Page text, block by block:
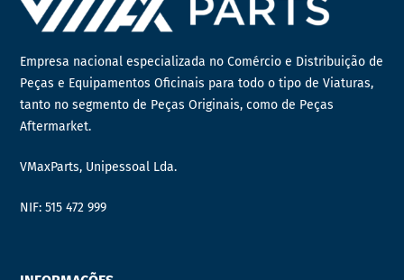
Empresa nacional especializada no Comércio e Distribuição de
Peças e Equipamentos Oficinais para todo o tipo de Viaturas,
tanto no segmento de Peças Originais, como de Peças
Aftermarket.
VMaxParts, Unipessoal Lda.
NIF: 515 472 999